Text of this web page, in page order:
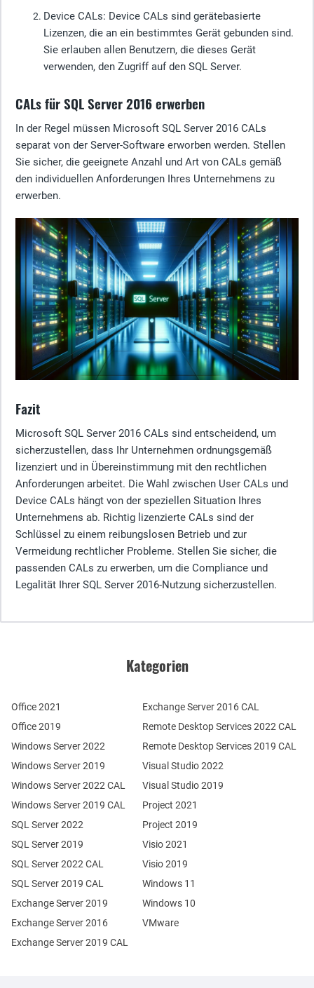
Device CALs: Device CALs sind gerätebasierte
Lizenzen, die an ein bestimmtes Gerät gebunden sind.
Sie erlauben allen Benutzern, die dieses Gerät
verwenden, den Zugriff auf den SQL Server.
CALs für SQL Server 2016 erwerben
In der Regel müssen Microsoft SQL Server 2016 CALs
separat von der Server-Software erworben werden. Stellen
Sie sicher, die geeignete Anzahl und Art von CALs gemäß
den individuellen Anforderungen Ihres Unternehmens zu
erwerben.
Fazit
Microsoft SQL Server 2016 CALs sind entscheidend, um
sicherzustellen, dass Ihr Unternehmen ordnungsgemäß
lizenziert und in Übereinstimmung mit den rechtlichen
Anforderungen arbeitet. Die Wahl zwischen User CALs und
Device CALs hängt von der speziellen Situation Ihres
Unternehmens ab. Richtig lizenzierte CALs sind der
Schlüssel zu einem reibungslosen Betrieb und zur
Vermeidung rechtlicher Probleme. Stellen Sie sicher, die
passenden CALs zu erwerben, um die Compliance und
Legalität Ihrer SQL Server 2016-Nutzung sicherzustellen.
Kategorien
Office 2021
Office 2019
Windows Server 2022
Windows Server 2019
Exchange Server 2019
Exchange Server 2016
SQL Server 2022
SQL Server 2019
Windows Server 2022 CAL
Windows Server 2019 CAL
SQL Server 2022 CAL
SQL Server 2019 CAL
Remote Desktop Services 2022 CAL
Remote Desktop Services 2019 CAL
Exchange Server 2019 CAL
Exchange Server 2016 CAL
Visual Studio 2022
Visual Studio 2019
Project 2021
Project 2019
Visio 2021
Visio 2019
Windows 11
Windows 10
VMware